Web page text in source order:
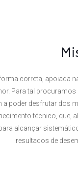
correta, apoiada
Para tal procuramos
a poder desfrutar dos
técnico, que,
alcançar
resultados de